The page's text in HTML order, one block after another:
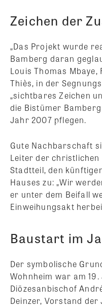
Zeichen der
„Das Projekt wurde
Bamberg daran
Louis Thomas
Thiès, in der
„sichtbares Zeichen
die Bistümer
Jahr 2007 pflegen.
Gute Nachbarschaft
Leiter der christlichen
Stadtteil, den
Hauses zu: „Wir
er unter dem Beifall
Einweihungsakt
Baustart im
Der symbolische
Wohnheim war am
Diözesanbischof
Deinzer, Vorstand